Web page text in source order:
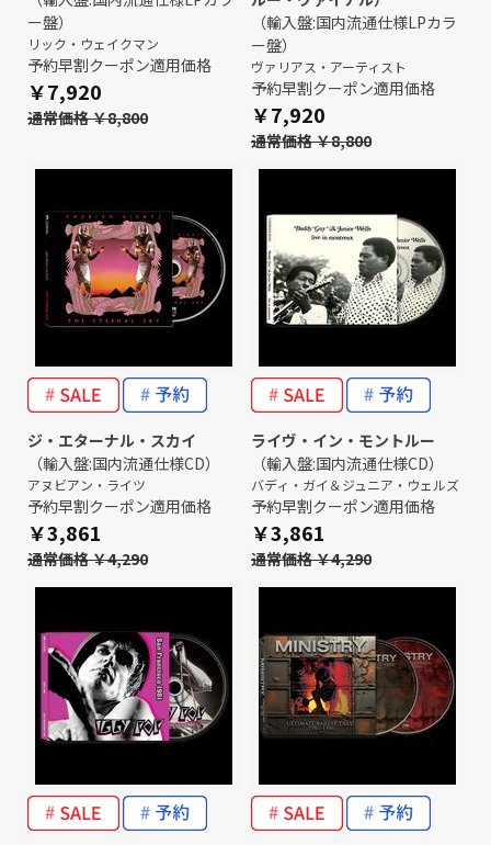
ー盤）
リック・ウェイクマン
予約早割クーポン適用価格
￥7,920
通常価格 ￥8,800
（輸入盤:国内流通仕様LPカラ
ー盤）
ヴァリアス・アーティスト
予約早割クーポン適用価格
￥7,920
通常価格 ￥8,800
ジ・エターナル・スカイ
（輸入盤:国内流通仕様CD）
アヌビアン・ライツ
予約早割クーポン適用価格
￥3,861
通常価格 ￥4,290
ライヴ・イン・モントルー
（輸入盤:国内流通仕様CD）
バディ・ガイ＆ジュニア・ウェルズ
予約早割クーポン適用価格
￥3,861
通常価格 ￥4,290